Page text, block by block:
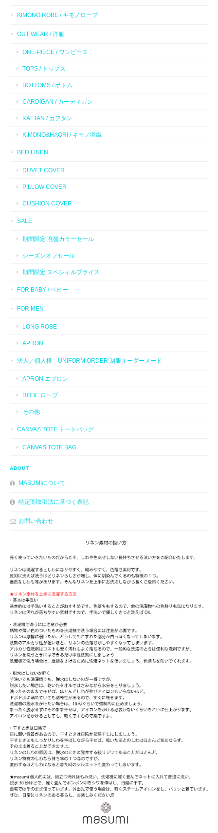
KIMONO ROBE / キモノローブ
OUT WEAR / 洋服
ONE-PIECE / ワンピース
TOPS / トップス
BOTTOMS / ボトム
CARDIGAN / カーディガン
KAFTAN / カフタン
KIMONO&HAORI / キモノ羽織
BED LINEN
DUVET COVER
PILLOW COVER
CUSHION COVER
SALE
期間限定 廃盤カラーセール
シーズンオフセール
期間限定 スペシャルプライス
FOR BABY / ベビー
FOR MEN
LONG ROBE
APRON
法人／個人様 UNIFORM ORDER 制服オーダーメード
APRON エプロン
ROBE ローブ
その他
CANVAS TOTE トートバッグ
CANVAS TOTE BAG
ABOUT
MASUMIについて
特定商取引法に基づく表記
お問い合わせ